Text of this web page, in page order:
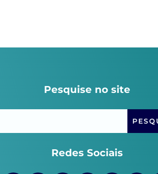
Pesquise no site
Redes Sociais